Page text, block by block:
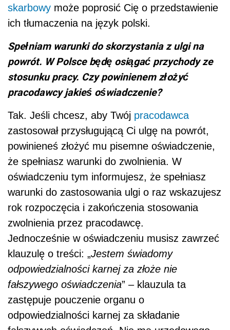
skarbowy może poprosić Cię o przedstawienie
ich tłumaczenia na język polski.
Spełniam warunki do skorzystania z ulgi na
powrót. W Polsce będę osiągać przychody ze
stosunku pracy. Czy powinienem złożyć
pracodawcy jakieś oświadczenie?
Tak. Jeśli chcesz, aby Twój pracodawca
zastosował przysługującą Ci ulgę na powrót,
powinieneś złożyć mu pisemne oświadczenie,
że spełniasz warunki do zwolnienia. W
oświadczeniu tym informujesz, że spełniasz
warunki do zastosowania ulgi o raz wskazujesz
rok rozpoczęcia i zakończenia stosowania
zwolnienia przez pracodawcę.
Jednocześnie w oświadczeniu musisz zawrzeć
klauzulę o treści: „Jestem świadomy
odpowiedzialności karnej za złoże nie
fałszywego oświadczenia” – klauzula ta
zastępuje pouczenie organu o
odpowiedzialności karnej za składanie